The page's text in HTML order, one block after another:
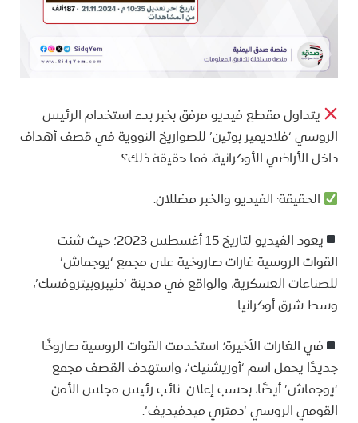
يتداول مقطع فيديو مرفق بخبر بدء استخدام الرئيس
الروسي ‘فلاديمير بوتين’ للصواريخ النووية في قصف أهداف
داخل الأراضي الأوكرانية، فما حقيقة ذلك؟
الحقيقة: الفيديو والخبر مضللان.
يعود الفيديو لتاريخ 15 أغسطس 2023؛ حيث شنت
القوات الروسية غارات صاروخية على مجمع ‘يوجماش’
للصناعات العسكرية، والواقع في مدينة ‘دنيبروبيتروفسك’،
وسط شرق أوكرانيا.
في الغارات الأخيرة؛ استخدمت القوات الروسية صاروخًا
جديدًا يحمل اسم ‘أوريشنيك’، واستهدف القصف مجمع
‘يوجماش’ أيضًا، بحسب إعلان نائب رئيس مجلس الأمن
القومي الروسي ‘دمتري ميدفيديف’.